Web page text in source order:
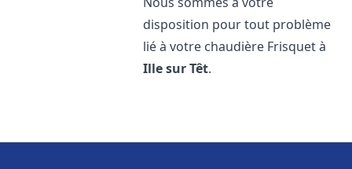
disposition pour tout problème
lié à votre chaudière Frisquet à
Ille sur Têt.